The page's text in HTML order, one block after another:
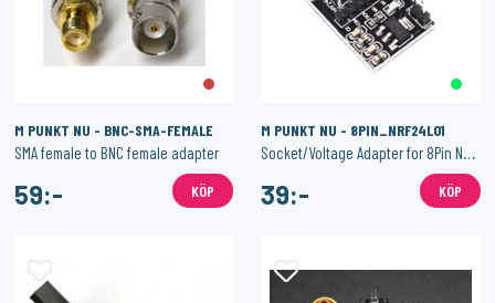
M PUNKT NU - BNC-SMA-FEMALE
SMA female to BNC female adapter
59:- KÖP
M PUNKT NU - 8PIN_NRF24L01
39:- KÖP